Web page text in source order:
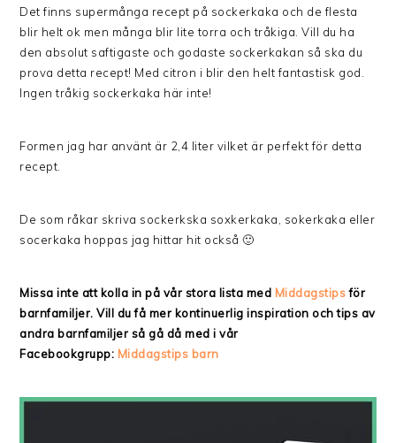
Det finns supermånga recept på sockerkaka och de flesta
blir helt ok men många blir lite torra och tråkiga. Vill du ha
den absolut saftigaste och godaste sockerkakan så ska du
prova detta recept! Med citron i blir den helt fantastisk god.
Ingen tråkig sockerkaka här inte!
Formen jag har använt är 2,4 liter vilket är perfekt för detta
recept.
De som råkar skriva sockerkska soxkerkaka, sokerkaka eller
socerkaka hoppas jag hittar hit också 🙂
Missa inte att kolla in på vår stora lista med Middagstipsför
barnfamiljer. Vill du få mer kontinuerlig inspiration och tips av
andra barnfamiljer så gå då med i vår
Facebookgrupp: Middagstips barn